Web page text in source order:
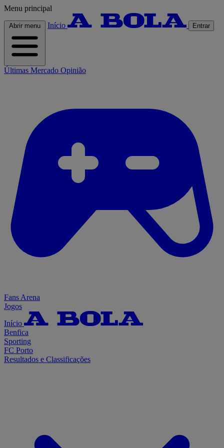
Menu principal
Abrir menu Início Entrar
Últimas Mercado Opinião
Fans Arena
Jogos
Início
Benfica
Sporting
FC Porto
Resultados e Classificações